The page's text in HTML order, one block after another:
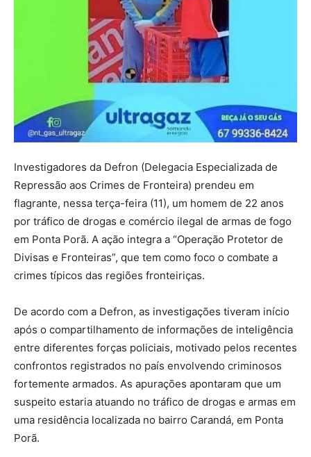
Investigadores da Defron (Delegacia Especializada de
Repressão aos Crimes de Fronteira) prendeu em
flagrante, nessa terça-feira (11), um homem de 22 anos
por tráfico de drogas e comércio ilegal de armas de fogo
em Ponta Porã. A ação integra a “Operação Protetor de
Divisas e Fronteiras”, que tem como foco o combate a
crimes típicos das regiões fronteiriças.
De acordo com a Defron, as investigações tiveram início
após o compartilhamento de informações de inteligência
entre diferentes forças policiais, motivado pelos recentes
confrontos registrados no país envolvendo criminosos
fortemente armados. As apurações apontaram que um
suspeito estaria atuando no tráfico de drogas e armas em
uma residência localizada no bairro Carandá, em Ponta
Porã.